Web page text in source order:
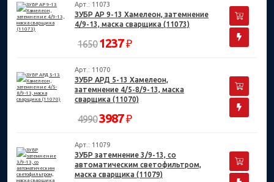
Арт.: 11073
ЗУБР АР 9-13 Хамелеон, затемнение
4/9-13, маска сварщика (11073)
1650 1237₽
Арт.: 11070
ЗУБР АРД 5-13 Хамелеон,
затемнение 4/5-8/9-13, маска
сварщика (11070)
49903987₽
Арт.: 11079
ЗУБР затемнение 3/9-13, со
автоматическим светофильтром,
маска сварщика (11079)